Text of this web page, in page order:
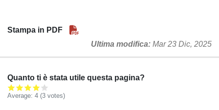
Stampa in PDF
Ultima modifica Mar 23 Dic, 2025
Quanto ti è stata utile questa pagina?
Average: 4 (3 votes)